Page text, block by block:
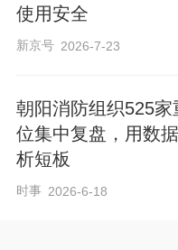
使用安全
新京号 2026-7-23
朝阳消防组织525家
位集中复盘，用数
析短板
时事 2026-6-18